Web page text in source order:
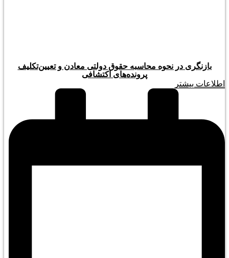
بازنگری در نحوه محاسبه حقوق دولتی معادن و تعیین‌تکلیف
پرونده‌های اکتشافی
اطلاعات بیشتر